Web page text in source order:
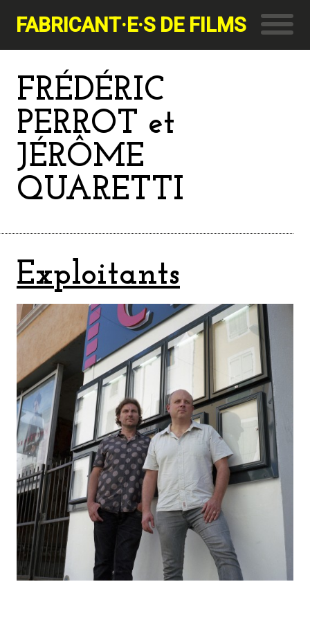
FABRICANT·E·S DE FILMS
FRÉDÉRIC
PERROT et
JÉRÔME
QUARETTI
Exploitants